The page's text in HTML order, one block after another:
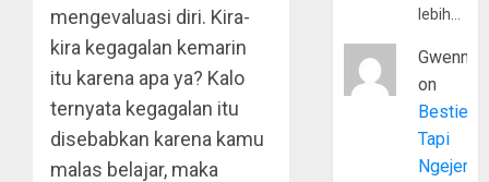
mengevaluasi diri. Kira-
kira kegagalan kemarin
itu karena apa ya? Kalo
ternyata kegagalan itu
disebabkan karena kamu
malas belajar, maka
lebih…
Gwenny
on
Bestie
Tapi